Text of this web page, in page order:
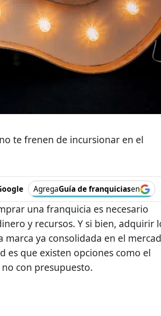
te frenen de incursionar en el
AgregaGuía de franquiciasen
una franquicia es necesario
y recursos. Y si bien, adquirir
ya consolidada en el
es que existen opciones como el
con presupuesto.